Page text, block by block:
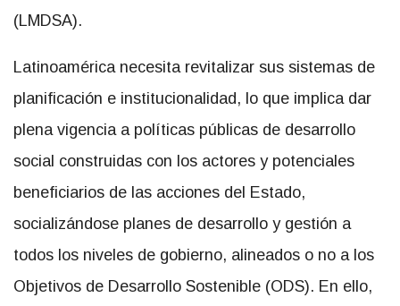
(LMDSA).
Latinoamérica necesita revitalizar sus sistemas de
planificación e institucionalidad, lo que implica dar
plena vigencia a políticas públicas de desarrollo
social construidas con los actores y potenciales
beneficiarios de las acciones del Estado,
socializándose planes de desarrollo y gestión a
todos los niveles de gobierno, alineados o no a los
Objetivos de Desarrollo Sostenible (ODS). En ello,